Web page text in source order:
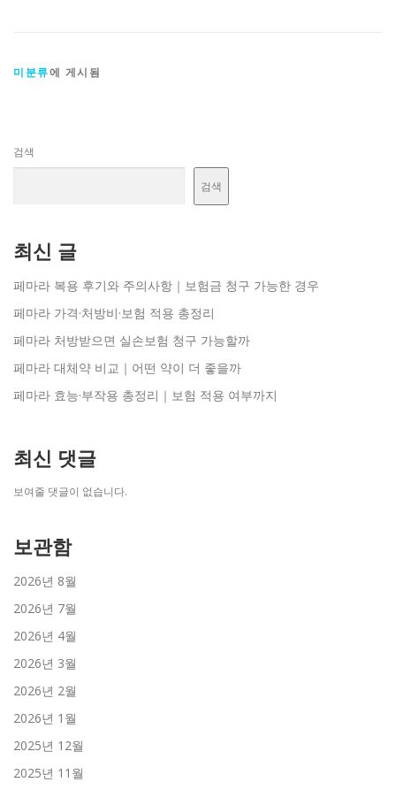
미분류에 게시됨
검색
검색
최신 글
페마라 복용 후기와 주의사항｜보험금 청구 가능한 경우
페마라 가격·처방비·보험 적용 총정리
페마라 처방받으면 실손보험 청구 가능할까
페마라 대체약 비교｜어떤 약이 더 좋을까
페마라 효능·부작용 총정리｜보험 적용 여부까지
최신 댓글
보여줄 댓글이 없습니다.
보관함
2026년 8월
2026년 7월
2026년 4월
2026년 3월
2026년 2월
2026년 1월
2025년 12월
2025년 11월